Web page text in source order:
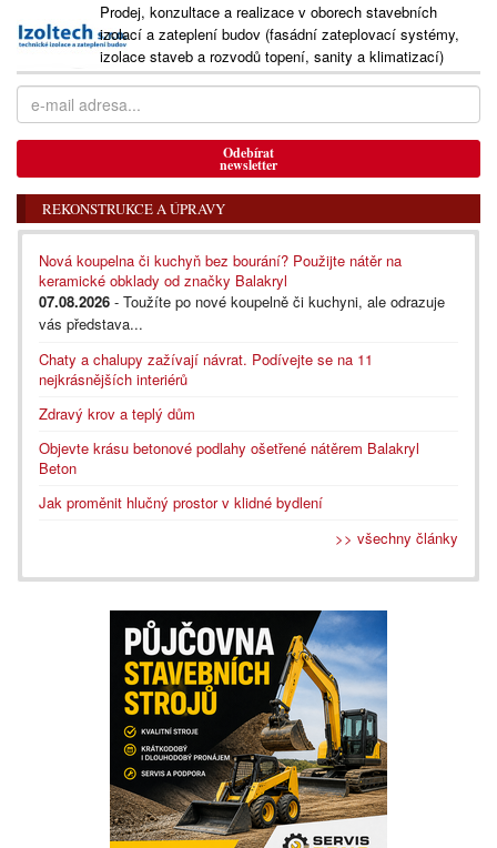
Prodej, konzultace a realizace v oborech stavebních
izolací a zateplení budov (fasádní zateplovací systémy,
izolace staveb a rozvodů topení, sanity a klimatizací)
Odebírat
newsletter
REKONSTRUKCE A ÚPRAVY
Nová koupelna či kuchyň bez bourání? Použijte nátěr na
keramické obklady od značky Balakryl
07.08.2026 - Toužíte po nové koupelně či kuchyni, ale odrazuje
vás představa...
Chaty a chalupy zažívají návrat. Podívejte se na 11
nejkrásnějších interiérů
Zdravý krov a teplý dům
Objevte krásu betonové podlahy ošetřené nátěrem Balakryl
Beton
Jak proměnit hlučný prostor v klidné bydlení
>> všechny články